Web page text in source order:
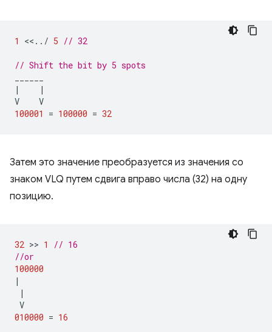
1 << .. / 5 // 32
// Shift the bit by 5 spots
|
|
V
V
100001
= 100000 = 32
Затем это значение преобразуется из значения со
знаком VLQ путем сдвига вправо числа (32) на одну
позицию.
32 >> 1
// 16
//or
100000
|
|
V
010000 = 16